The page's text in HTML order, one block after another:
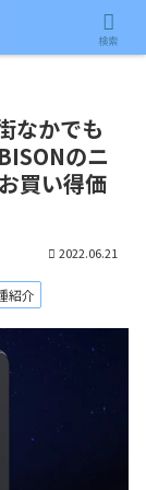
なかでも
のニ
買い得価
2022.06.21
紹介
検索